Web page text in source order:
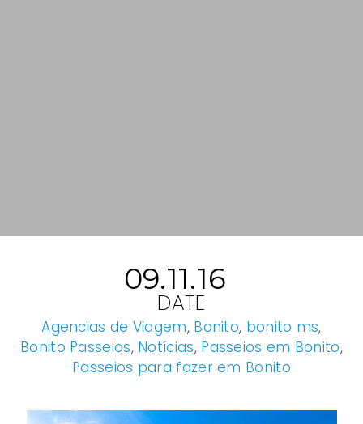
09.11.16
DATE
Agencias de Viagem, Bonito, bonito ms,
Bonito Passeios, Notícias, Passeios em Bonito,
Passeios para fazer em Bonito